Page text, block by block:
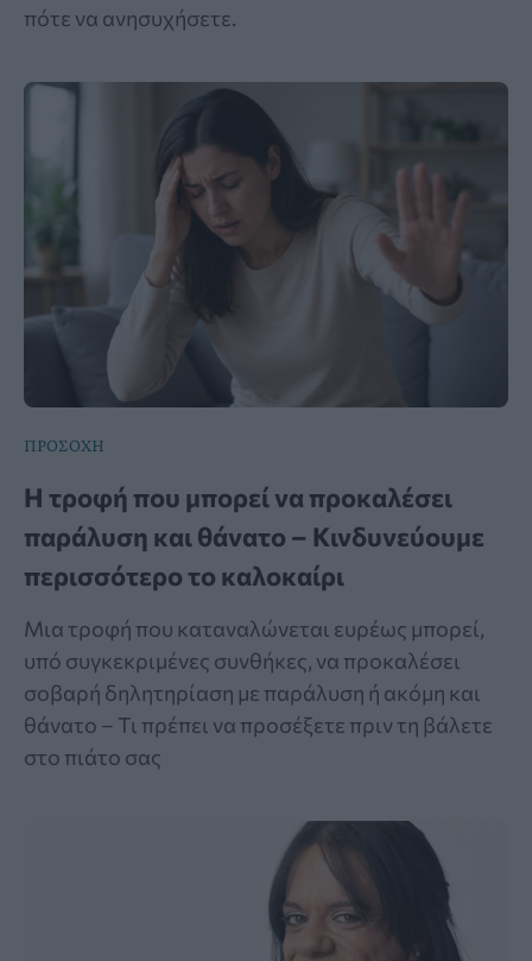
πότε να ανησυχήσετε.
ΠΡΟΣΟΧΗ
Η τροφή που μπορεί να προκαλέσει
παράλυση και θάνατο – Κινδυνεύουμε
περισσότερο το καλοκαίρι
Μια τροφή που καταναλώνεται ευρέως μπορεί,
υπό συγκεκριμένες συνθήκες, να προκαλέσει
σοβαρή δηλητηρίαση με παράλυση ή ακόμη και
θάνατο – Τι πρέπει να προσέξετε πριν τη βάλετε
στο πιάτο σας